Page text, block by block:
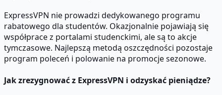
ExpressVPN nie prowadzi dedykowanego programu
rabatowego dla studentów. Okazjonalnie pojawiają się
współprace z portalami studenckimi, ale są to akcje
tymczasowe. Najlepszą metodą oszczędności pozostaje
program poleceń i polowanie na promocje sezonowe.
Jak zrezygnować z ExpressVPN i odzyskać pieniądze?